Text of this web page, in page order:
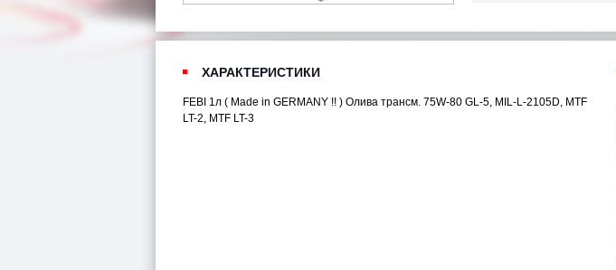
ХАРАКТЕРИСТИКИ
FEBI 1л ( Made in GERMANY !! ) Олива трансм. 75W-80 GL-5, MIL-L-2105D, MTF
LT-2, MTF LT-3